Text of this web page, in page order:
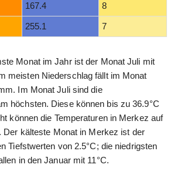
167.4 8
255.1 7
Monat im Jahr ist der Monat Juli mit
meisten Niederschlag fällt im Monat
Im Monat Juli sind die
höchsten. Diese können bis zu 36.9°C
können die Temperaturen in Merkez auf
Der kälteste Monat in Merkez ist der
Tiefstwerten von 2.5°C; die niedrigsten
in den Januar mit 11°C.